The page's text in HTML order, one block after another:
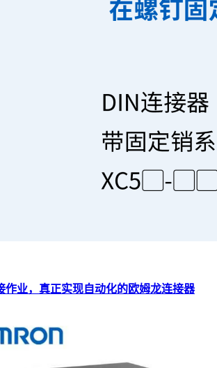
作业，真正实现自动化的欧姆龙连接器